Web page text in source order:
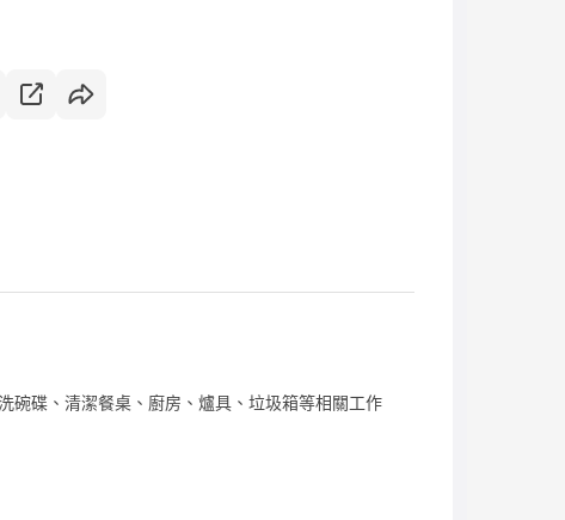
、清潔餐桌、廚房、爐具、垃圾箱等相關工作